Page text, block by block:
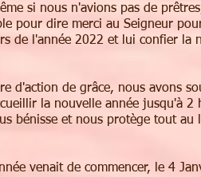
si nous n'avions pas de
pour dire merci au Seigneur
de l'année 2022 et lui confier la
d'action de grâce, nous avons
la nouvelle année jusqu'à 2
bénisse et nous protège tout au
venait de commencer, le 4